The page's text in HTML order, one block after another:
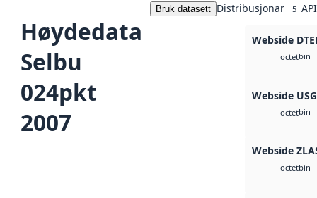
Høydedata
Selbu
024pkt
2007
Bruk datasett Distribusjonar 5
Webside
octetbin
Webside
octetbin
Webside
octetbin